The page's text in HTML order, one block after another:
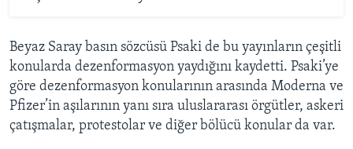
Beyaz Saray basın sözcüsü Psaki de bu yayınların çeşitli
konularda dezenformasyon yaydığını kaydetti. Psaki’ye
göre dezenformasyon konularının arasında Moderna ve
Pfizer’in aşılarının yanı sıra uluslararası örgütler, askeri
çatışmalar, protestolar ve diğer bölücü konular da var.